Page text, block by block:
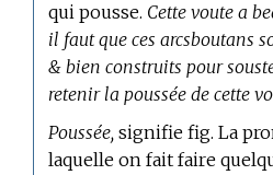
qui pousse. Cette voute a
il faut que ces arcsboutans
& bien construits pour
retenir la poussée de cette
Poussée, signifie fig. La
laquelle on fait faire